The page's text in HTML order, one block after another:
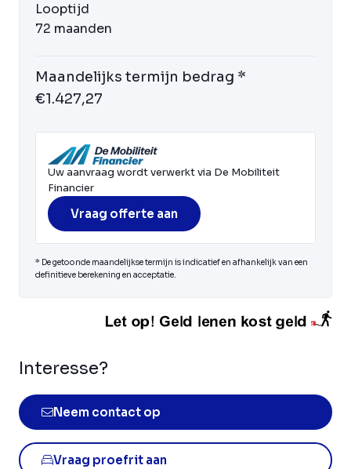
Looptijd
72 maanden
Maandelijks termijn bedrag *
€1.427,27
Uw aanvraag wordt verwerkt via De Mobiliteit
Financier
Vraag offerte aan
* De getoonde maandelijkse termijn is indicatief en afhankelijk van een
definitieve berekening en acceptatie.
Interesse?
Neem contact op
Vraag proefrit aan